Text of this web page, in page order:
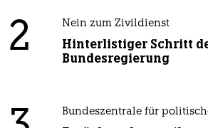
2 Nein zum Zivildienst
Hinterlistiger Schritt
Bundesregierung
Bundeszentrale für